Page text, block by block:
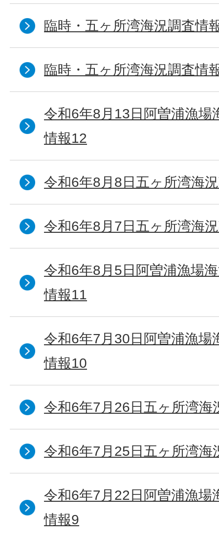
臨時・五ヶ所湾海況調査情
臨時・五ヶ所湾海況調査情
令和6年8月13日阿曽浦漁場
情報12
令和6年8月8日五ヶ所湾海
令和6年8月7日五ヶ所湾海
令和6年8月5日阿曽浦漁場
情報11
令和6年7月30日阿曽浦漁場
情報10
令和6年7月26日五ヶ所湾海
令和6年7月25日五ヶ所湾海
令和6年7月22日阿曽浦漁場
情報9